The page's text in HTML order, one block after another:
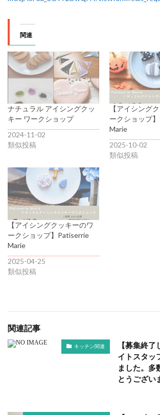
関連
ナチュラル アイシングクッ
キー ワークショップ
2024-11-02
類似投稿
【アイシング
ークショップ
Marie
2025-10-02
類似投稿
【アイシングクッキーのワ
ークショップ】Patiserrie
Marie
2025-04-25
類似投稿
関連記事
キッチン関連
【募集終
イトスタッ
ました。多
とうござい